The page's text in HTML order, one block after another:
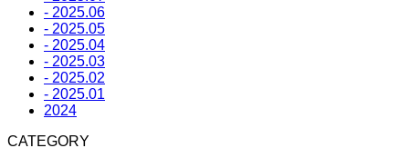
- 2025.06
- 2025.05
- 2025.04
- 2025.03
- 2025.02
- 2025.01
2024
CATEGORY